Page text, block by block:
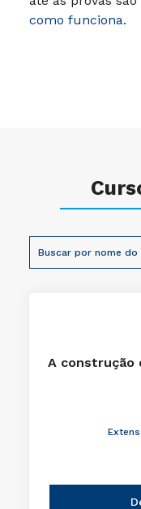
como funciona.
A construção